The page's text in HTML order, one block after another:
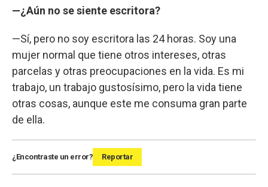
—¿Aún no se siente escritora?
—Sí, pero no soy escritora las 24 horas. Soy una
mujer normal que tiene otros intereses, otras
parcelas y otras preocupaciones en la vida. Es mi
trabajo, un trabajo gustosísimo, pero la vida tiene
otras cosas, aunque este me consuma gran parte
de ella.
¿Encontraste un error? Reportar